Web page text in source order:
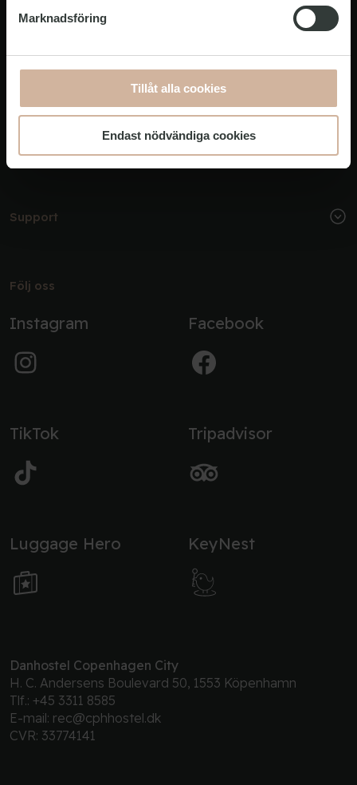
Marknadsföring
Tillåt alla cookies
Endast nödvändiga cookies
Support
Följ oss
Instagram Facebook
TikTok Tripadvisor
Luggage Hero KeyNest
Danhostel Copenhagen City
H. C. Andersens Boulevard 50, 1553 Köpenhamn
Tlf.: +45 3311 8585
E-mail: rec@cphhostel.dk
CVR: 33774141